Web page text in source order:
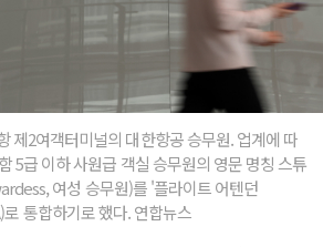
제2여객터미널의 대한항공 승무원. 업계에 따
5급 이하 사원급 객실 승무원의 영문 명칭 스튜
여성 승무원)를 '플라이트 어텐던
통합하기로 했다. 연합뉴스